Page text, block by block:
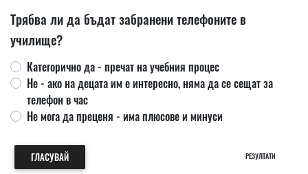
Трябва ли да бъдат забранени телефоните в
училище?
Категорично да - пречат на учебния процес
Не - ако на децата им е интересно, няма да се сещат за
телефон в час
Не мога да преценя - има плюсове и минуси
ГЛАСУВАЙ РЕЗУЛТАТИ